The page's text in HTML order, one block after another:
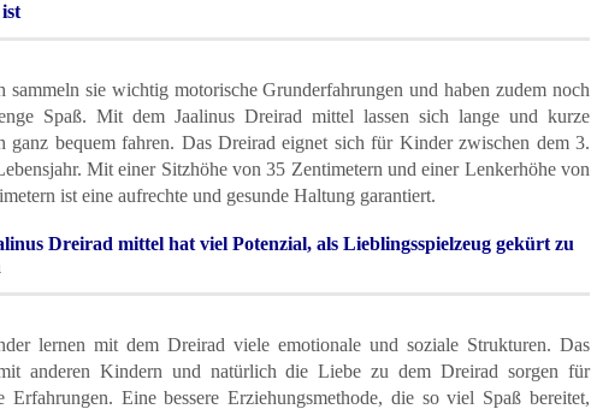
sammeln sie wichtig motorische Grunderfahrungen und haben zudem noch
Spaß. Mit dem Jaalinus Dreirad mittel lassen sich lange und kurze
ganz bequem fahren. Das Dreirad eignet sich für Kinder zwischen dem 3.
Mit einer Sitzhöhe von 35 Zentimetern und einer Lenkerhöhe von
ist eine aufrechte und gesunde Haltung garantiert.
Dreirad mittel hat viel Potenzial, als Lieblingsspielzeug gekürt zu
lernen mit dem Dreirad viele emotionale und soziale Strukturen. Das
anderen Kindern und natürlich die Liebe zu dem Dreirad sorgen für
Erfahrungen. Eine bessere Erziehungsmethode, die so viel Spaß bereitet,